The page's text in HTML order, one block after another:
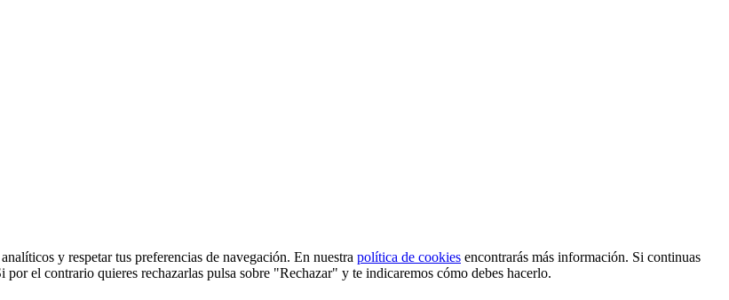
y respetar tus preferencias de navegación. En nuestra política de cookies encontrarás más información. Si continuas
el contrario quieres rechazarlas pulsa sobre "Rechazar" y te indicaremos cómo debes hacerlo.